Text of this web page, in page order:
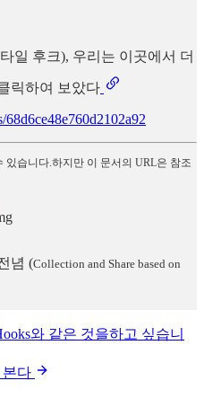
일 후크), 우리는 이곳에서 더
릭하여 보았다
습니다.하지만 이 문서의 URL은 참조
념 (Collection and Share based on
와 같은 것을하고 싶습니
본다